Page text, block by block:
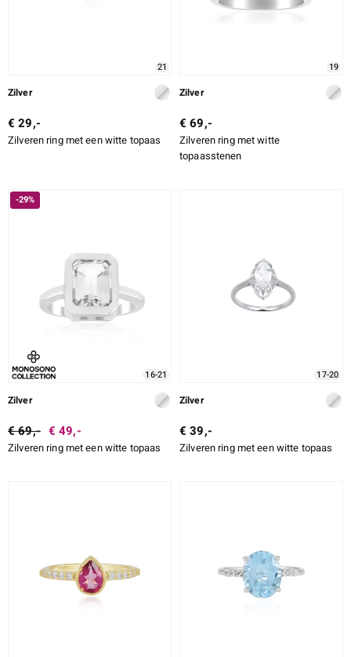
21
Zilver
€ 29,-
Zilveren ring met een witte topaas
19
Zilver
€ 69,-
Zilveren ring met witte
topaasstenen
-29%
16-21
Zilver
€ 69,- € 49,-
Zilveren ring met een witte topaas
17-20
Zilver
€ 39,-
Zilveren ring met een witte topaas